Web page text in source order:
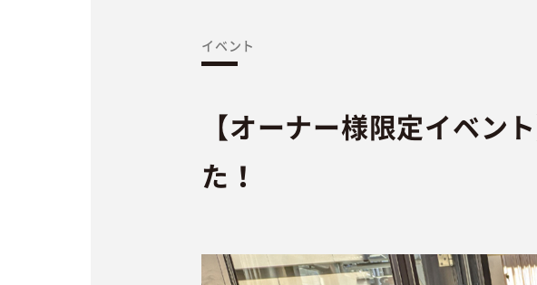
イベント
【オーナー様限定イベン
た！